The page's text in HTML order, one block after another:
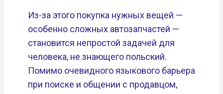
Из-за этого покупка нужных вещей —
особенно сложных автозапчастей —
становится непростой задачей для
человека, не знающего польский.
Помимо очевидного языкового барьера
при поиске и общении с продавцом,